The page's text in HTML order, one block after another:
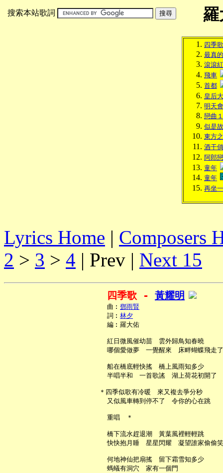
搜索本站歌詞
四季歌
最真
滾滾
飛車
首都
皇后
明天
戀曲
似是
東方
酒干
阿郎
童年
童年
再坐
Lyrics Home | Composers
2 > 3 > 4 | Prev | Next 15
四季歌 - 黃耀明
     曲︰
鄧雨賢
     詞︰
林夕
     編︰羅大佑
     紅日微風催幼苗　雲外歸鳥知春曉
     哪個愛做夢　一覺醒來　床畔蝴蝶飛走了
     船在橋底輕快搖　橋上風雨知多少
     半唱半和　一首歌謠　湖上荷花初開了
   ＊四季似歌有冷暖　來又複去爭分秒
     又似風車轉到停不了　令你的心在跳
     重唱　＊
     橋下流水趕退潮　黃葉風裡輕輕跳
     快快抱月睡　星星閃耀　凝望誰家偷偷笑
     何地神仙把扇搖　留下霜雪知多少
     螞蟻有洞穴　家有一個門